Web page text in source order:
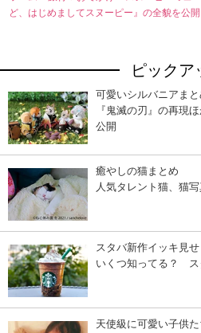
ど、はじめましてスヌーピー』の全貌を公
ピックア
可愛いシルバニアまと
『鬼滅の刃』の再現
公開
癒やしの猫まとめ
人気タレント猫、猫
スタバ新作イッキ見せ
いくつ知ってる？ ス
天使級に可愛い子供た